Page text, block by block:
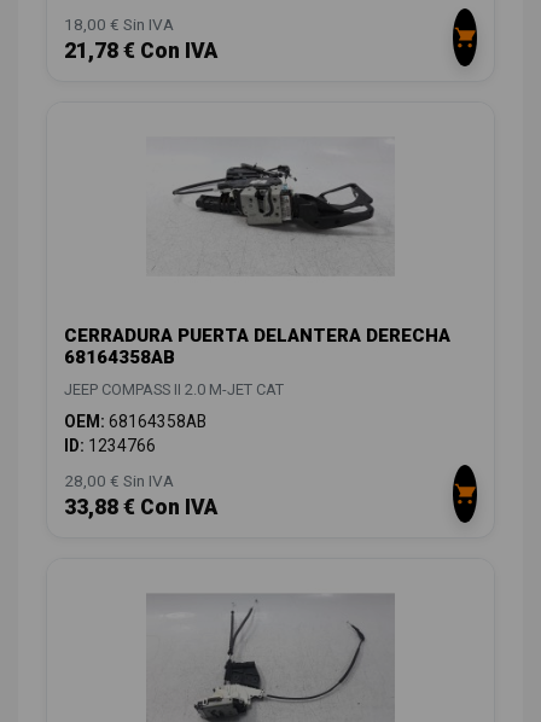
18,00 € Sin IVA
21,78 € Con IVA
CERRADURA PUERTA DELANTERA DERECHA
68164358AB
JEEP COMPASS II 2.0 M-JET CAT
OEM: 68164358AB
ID: 1234766
28,00 € Sin IVA
33,88 € Con IVA